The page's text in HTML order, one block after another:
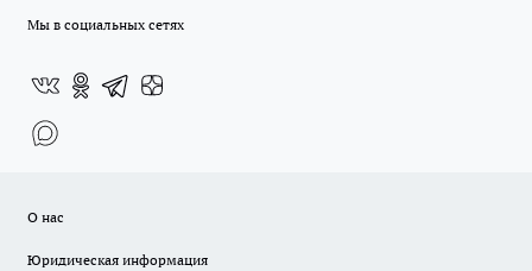
Мы в социальных сетях
О нас
Юридическая информация